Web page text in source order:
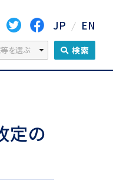
JP EN
検索
定の